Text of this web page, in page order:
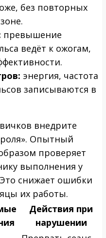
без повторных
превышение
ведёт к ожогам,
энергия, частота
записываются в
внедрите
Опытный
проверяет
выполнения у
снижает ошибки
их работы.
Действия при
нарушении